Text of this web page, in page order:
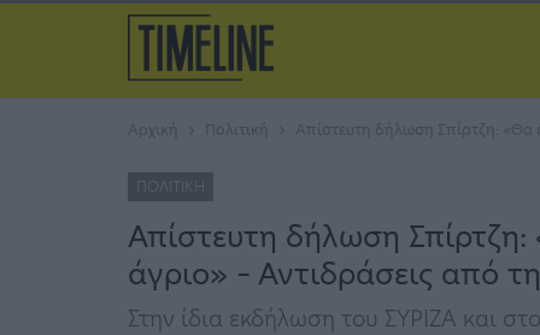
Αρχική Πολιτική Απίστευτη δήλωση Σπίρτζη: «Θα
ΠΟΛΙΤΙΚΉ
Απίστευτη δήλωση Σπίρτζη:
άγριο» – Αντιδράσεις από
Στην ίδια εκδήλωση του ΣΥΡΙΖΑ και